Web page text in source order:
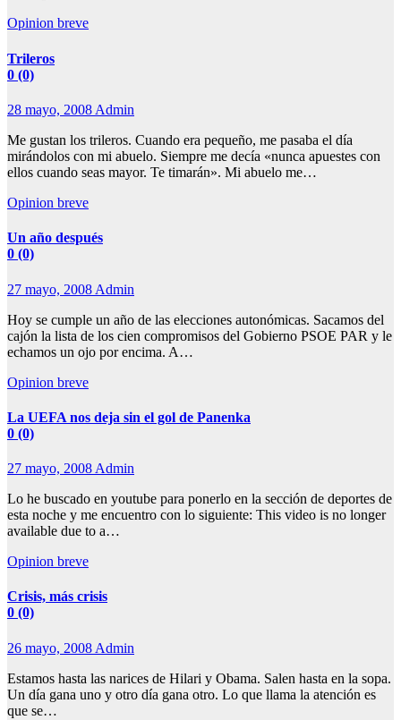
Opinion breve
Trileros
0 (0)
28 mayo, 2008 Admin
Me gustan los trileros. Cuando era pequeño, me pasaba el día
mirándolos con mi abuelo. Siempre me decía «nunca apuestes con
ellos cuando seas mayor. Te timarán». Mi abuelo me…
Opinion breve
Un año después
0 (0)
27 mayo, 2008 Admin
Hoy se cumple un año de las elecciones autonómicas. Sacamos del
cajón la lista de los cien compromisos del Gobierno PSOE PAR y le
echamos un ojo por encima. A…
Opinion breve
La UEFA nos deja sin el gol de Panenka
0 (0)
27 mayo, 2008 Admin
Lo he buscado en youtube para ponerlo en la sección de deportes de
esta noche y me encuentro con lo siguiente: This video is no longer
available due to a…
Opinion breve
Crisis, más crisis
0 (0)
26 mayo, 2008 Admin
Estamos hasta las narices de Hilari y Obama. Salen hasta en la sopa.
Un día gana uno y otro día gana otro. Lo que llama la atención es
que se…